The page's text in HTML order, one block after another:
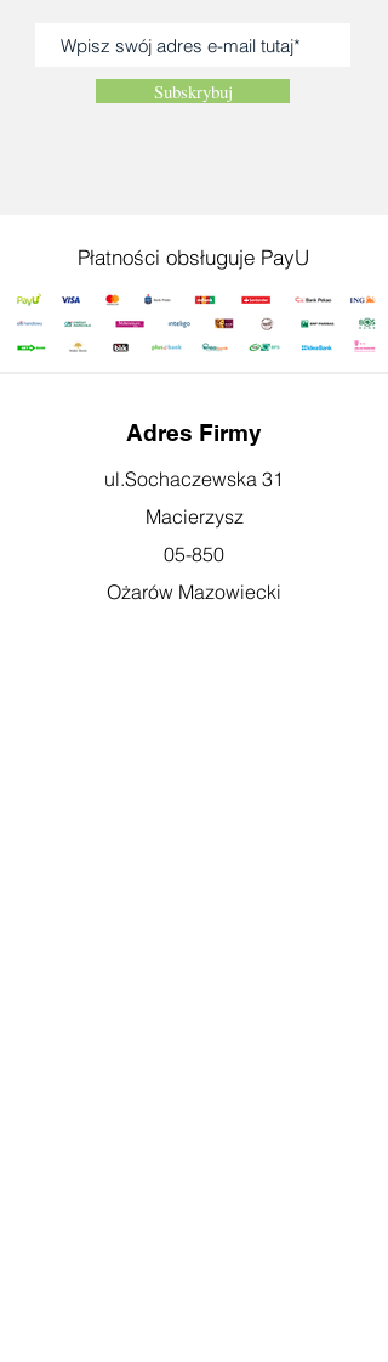
Subskrybuj
Płatności obsługuje PayU
Adres Firmy
ul.Sochaczewska 31
Macierzysz
05-850
Ożarów Mazowiecki